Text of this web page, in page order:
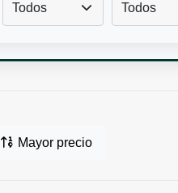
Todos Todos
Mayor precio